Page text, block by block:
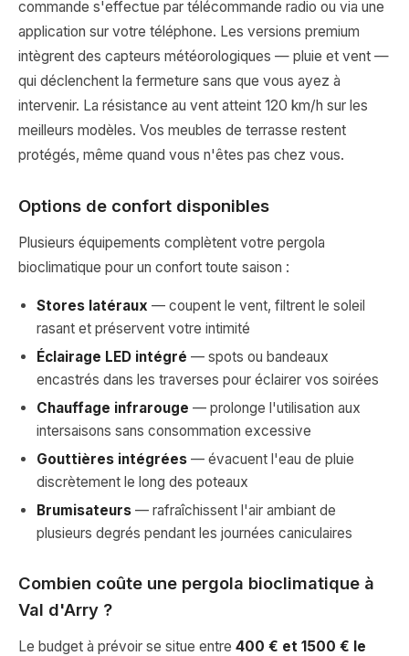
commande s'effectue par télécommande radio ou via une
application sur votre téléphone. Les versions premium
intègrent des capteurs météorologiques — pluie et vent —
qui déclenchent la fermeture sans que vous ayez à
intervenir. La résistance au vent atteint 120 km/h sur les
meilleurs modèles. Vos meubles de terrasse restent
protégés, même quand vous n'êtes pas chez vous.
Options de confort disponibles
Plusieurs équipements complètent votre pergola
bioclimatique pour un confort toute saison :
Stores latéraux — coupent le vent, filtrent le soleil
rasant et préservent votre intimité
Éclairage LED intégré — spots ou bandeaux
encastrés dans les traverses pour éclairer vos soirées
Chauffage infrarouge — prolonge l'utilisation aux
intersaisons sans consommation excessive
Gouttières intégrées — évacuent l'eau de pluie
discrètement le long des poteaux
Brumisateurs — rafraîchissent l'air ambiant de
plusieurs degrés pendant les journées caniculaires
Combien coûte une pergola bioclimatique à
Val d'Arry ?
Le budget à prévoir se situe entre 400 € et 1500 € le